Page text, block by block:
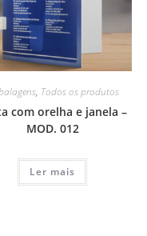
, Todos os produtos
com orelha e janela –
MOD. 012
Ler mais